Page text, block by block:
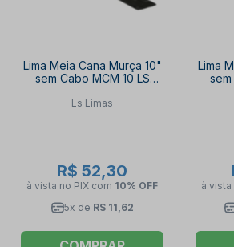
Lima Meia Cana Murça 10"
sem Cabo MCM 10 LS
LIMAS
Ls Limas
R$ 52,30
à vista no PIX com 10% OFF
5x de R$ 11,62
Lima
sem
à vista